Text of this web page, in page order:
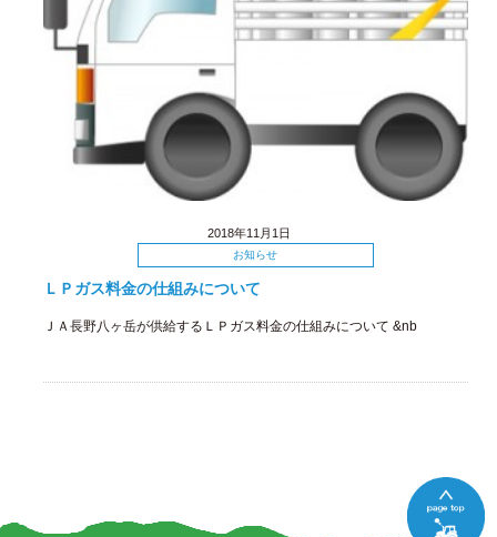
2018年11月1日
お知らせ
ＬＰガス料金の仕組みについて
ＪＡ長野八ヶ岳が供給するＬＰガス料金の仕組みについて &nb